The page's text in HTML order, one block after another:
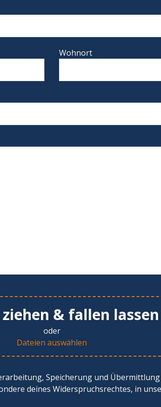
Wohnort
& fallen lassen
oder
Dateien auswählen
Speicherung und
deines Widerspruchsrechtes, in